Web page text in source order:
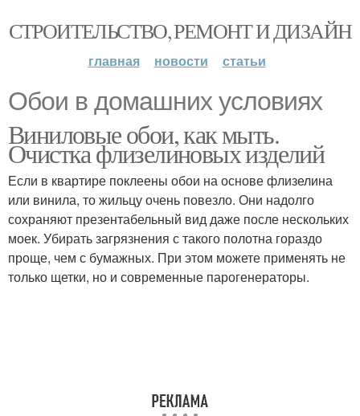
СТРОИТЕЛЬСТВО, РЕМОНТ И ДИЗАЙН
главная новости статьи
Обои в домашних условиях
Виниловые обои, как мыть.
Очистка флизелиновых изделий
Если в квартире поклеены обои на основе флизелина
или винила, то жильцу очень повезло. Они надолго
сохраняют презентабельный вид даже после нескольких
моек. Убирать загрязнения с такого полотна гораздо
проще, чем с бумажных. При этом можете применять не
только щетки, но и современные парогенераторы.